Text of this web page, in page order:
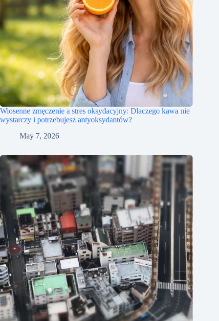
Wiosenne zmęczenie a stres oksydacyjny: Dlaczego kawa nie
wystarczy i potrzebujesz antyoksydantów?
May 7, 2026